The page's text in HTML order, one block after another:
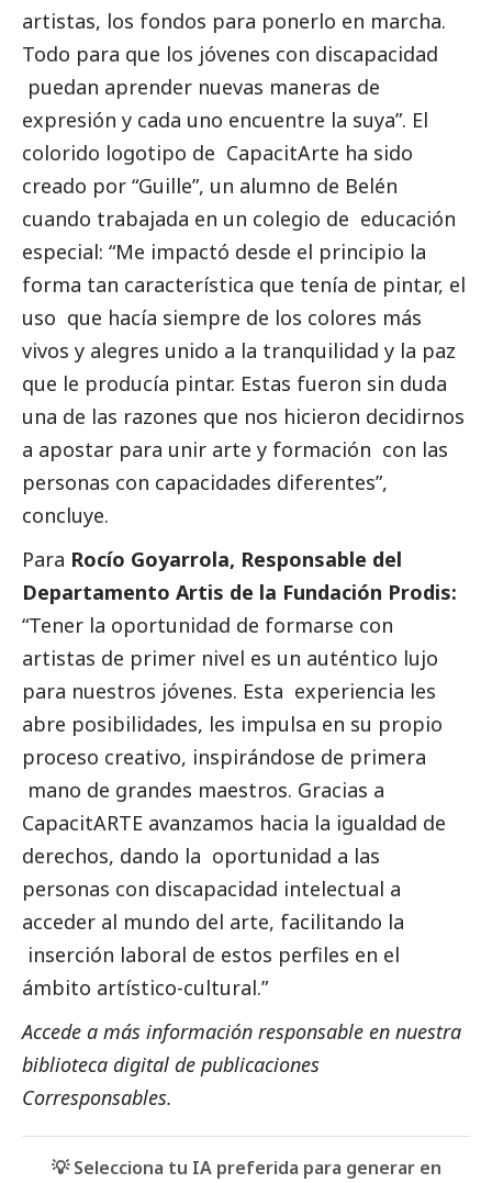
artistas, los fondos para ponerlo en marcha.
Todo para que los jóvenes con discapacidad
puedan aprender nuevas maneras de
expresión y cada uno encuentre la suya”. El
colorido logotipo de CapacitArte ha sido
creado por “Guille”, un alumno de Belén
cuando trabajada en un colegio de educación
especial: “Me impactó desde el principio la
forma tan característica que tenía de pintar, el
uso que hacía siempre de los colores más
vivos y alegres unido a la tranquilidad y la paz
que le producía pintar. Estas fueron sin duda
una de las razones que nos hicieron decidirnos
a apostar para unir arte y formación con las
personas con capacidades diferentes”,
concluye.
Para Rocío Goyarrola, Responsable del
Departamento Artis de la Fundación Prodis:
“Tener la oportunidad de formarse con
artistas de primer nivel es un auténtico lujo
para nuestros jóvenes. Esta experiencia les
abre posibilidades, les impulsa en su propio
proceso creativo, inspirándose de primera
mano de grandes maestros. Gracias a
CapacitARTE avanzamos hacia la igualdad de
derechos, dando la oportunidad a las
personas con discapacidad intelectual a
acceder al mundo del arte, facilitando la
inserción laboral de estos perfiles en el
ámbito artístico-cultural.”
Accede a más información responsable en nuestra
biblioteca digital de publicaciones
Corresponsables.
💡 Selecciona tu IA preferida para generar en